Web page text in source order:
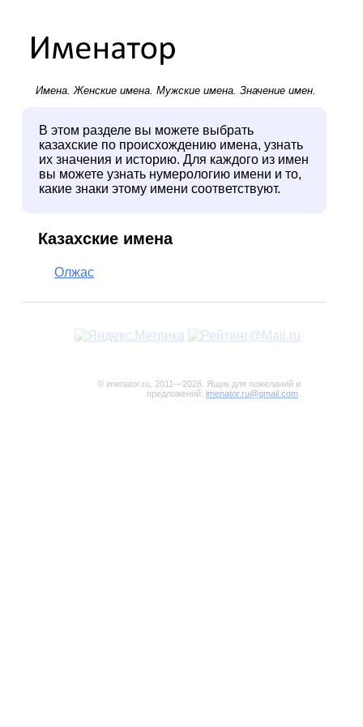
Имена.Женские имена. Мужские имена. Значение имен.
В этом разделе вы можете выбрать
казахские по происхождению имена, узнать
их значения и историю. Для каждого из имен
вы можете узнать нумерологию имени и то,
какие знаки этому имени соответствуют.
Казахские имена
Олжас
© imenator.ru, 2011—2026. Ящик для пожеланий и
предложений:imenator.ru@gmail.com